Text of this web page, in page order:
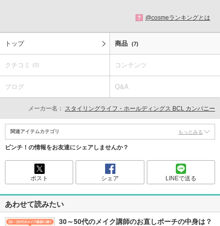
? @cosmeランキングとは
トップ 商品 (7)
クチコミ (0) コンテンツ
ブログ Q&A
メーカー名： スタイリングライフ・ホールディングス BCL カンパニー
関連アイテムカテゴリ もっとみる
ピンチ！の情報をお友達にシェアしませんか？
ポスト シェア LINEで送る
あわせて読みたい
30～50代のメイク講師のお直しポーチの中身は？